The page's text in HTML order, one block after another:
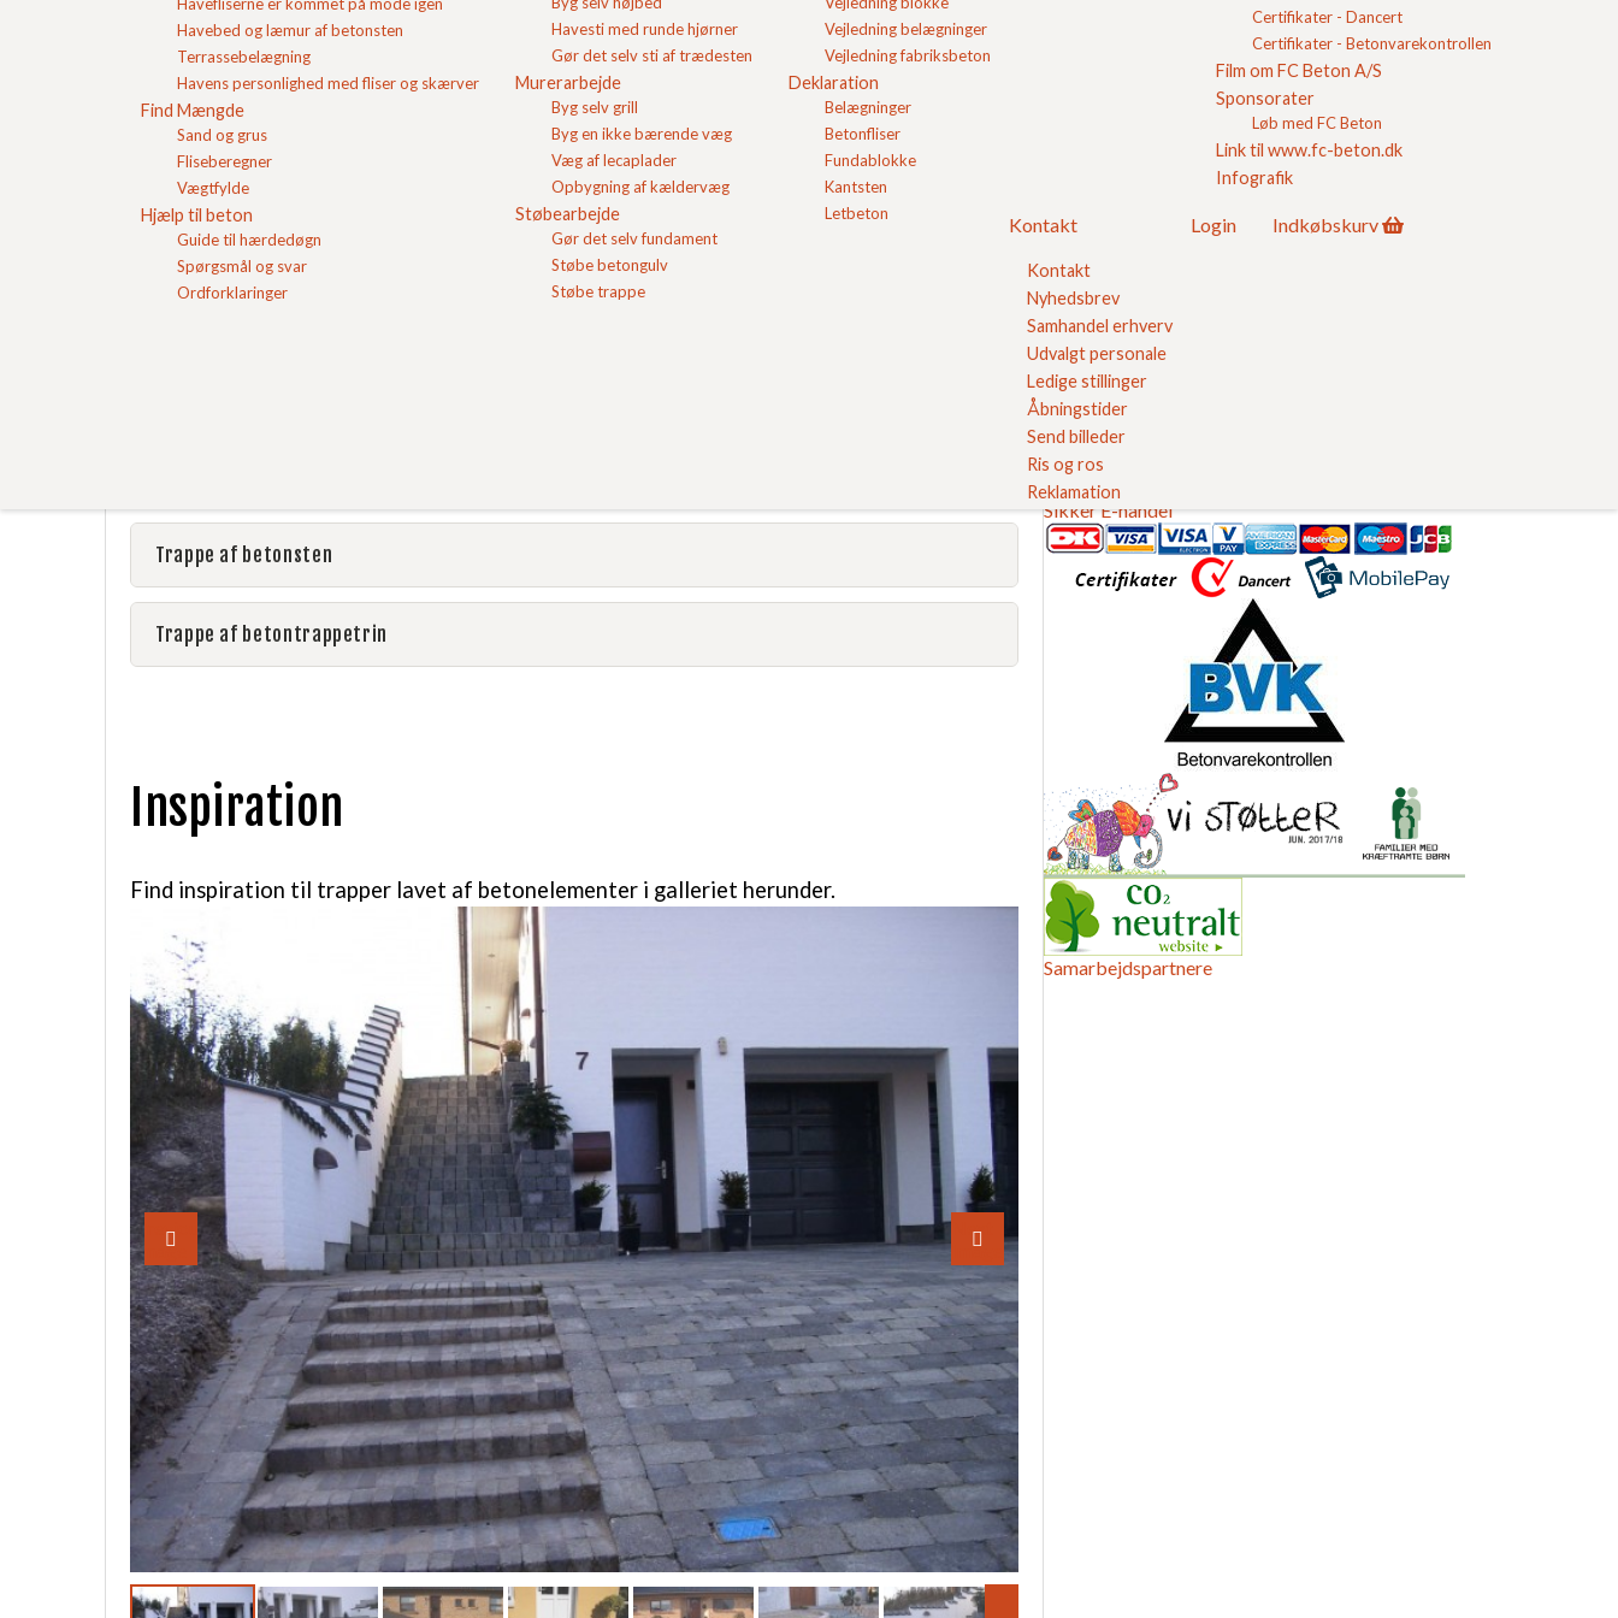
Havebed og læmur af betonsten
Terrassebelægning
Havens personlighed med fliser og skærver
Find Mængde
Sand og grus
Fliseberegner
Vægtfylde
Hjælp til beton
Guide til hærdedøgn
Spørgsmål og svar
Ordforklaringer
Havesti med runde hjørner
Gør det selv sti af trædesten
Murerarbejde
Byg selv grill
Byg en ikke bærende væg
Væg af lecaplader
Opbygning af kældervæg
Støbearbejde
Gør det selv fundament
Støbe betongulv
Støbe trappe
Vejledning belægninger
Vejledning fabriksbeton
Deklaration
Belægninger
Betonfliser
Fundablokke
Kantsten
Letbeton
Certifikater - Dancert
Certifikater - Betonvarekontrollen
Film om FC Beton A/S
Sponsorater
Løb med FC Beton
Link til www.fc-beton.dk
Infografik
Kontakt
Kontakt
Nyhedsbrev
Samhandel erhverv
Udvalgt personale
Ledige stillinger
Åbningstider
Send billeder
Ris og ros
Reklamation
Login Indkøbskurv
Trappe af betonsten
Trappe af betontrappetrin
Inspiration
Find inspiration til trapper lavet af betonelementer i galleriet herunder.
Previous
Image
Next
Image
Se vores kvalitetssikring her
Sikker E-handel
Samarbejdspartnere